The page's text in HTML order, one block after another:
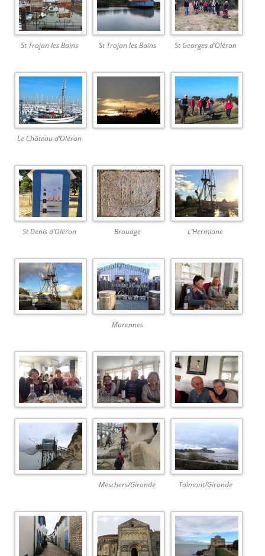
St Trojan les Bains St Trojan les Bains St Georges d’Oléron
Le Château d’Oléron
St Denis d’Oléron Brouage L’Hermione
Marennes
Meschers/Gironde Talmont/Gironde